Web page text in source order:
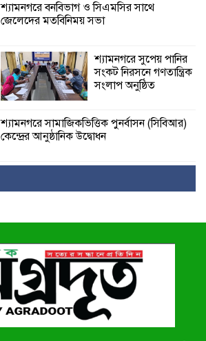
শ্যামনগরে বনবিভাগ ও সিএমসির সাথে
জেলেদের মতবিনিময় সভা
শ্যামনগরে সুপেয় পানির
সংকট নিরসনে গণতান্ত্রিক
সংলাপ অনুষ্ঠিত
শ্যামনগরে সামাজিকভিত্তিক পুনর্বাসন (সিবিআর)
কেন্দ্রের আনুষ্ঠানিক উদ্বোধন